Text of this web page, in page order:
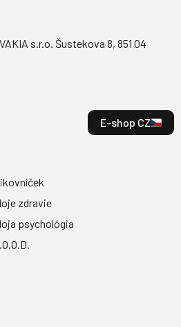
s.r.o. Šustekova 8, 851 04
E-shop CZ
zdravie
psychológia